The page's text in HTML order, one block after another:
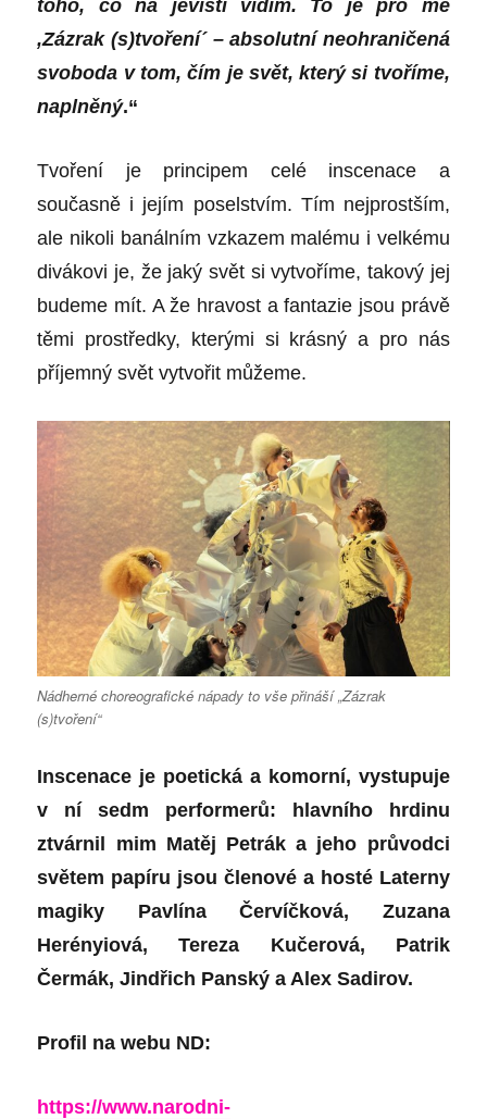
toho, co na jevišti vidím. To je pro mě
,Zázrak (s)tvoření´– absolutní neohraničená
svoboda v tom, čím je svět, který si tvoříme,
naplněný.“
Tvoření je principem celé inscenace a
současně i jejím poselstvím. Tím nejprostším,
ale nikoli banálním vzkazem malému i velkému
divákovi je, že jaký svět si vytvoříme, takový jej
budeme mít. A že hravost a fantazie jsou právě
těmi prostředky, kterými si krásný a pro nás
příjemný svět vytvořit můžeme.
Nádherné choreografické nápady to vše přináší „Zázrak
(s)tvoření“
Inscenace je poetická a komorní, vystupuje
v ní sedm performerů: hlavního hrdinu
ztvárnil mim Matěj Petrák a jeho průvodci
světem papíru jsou členové a hosté Laterny
magiky Pavlína Červíčková, Zuzana
Herényiová, Tereza Kučerová, Patrik
Čermák, Jindřich Panský a Alex Sadirov.
Profil na webu ND:
https://www.narodni-